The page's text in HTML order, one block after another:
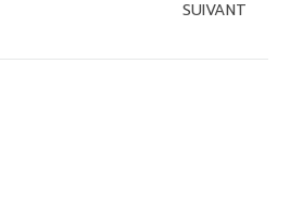
SUIVANT